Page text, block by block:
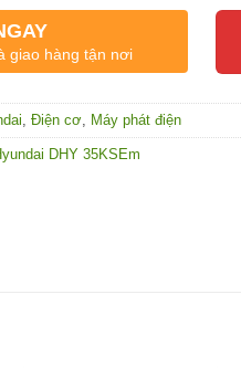
giao hàng tận nơi
Điện cơ Máy phát điện
DHY 35KSEm